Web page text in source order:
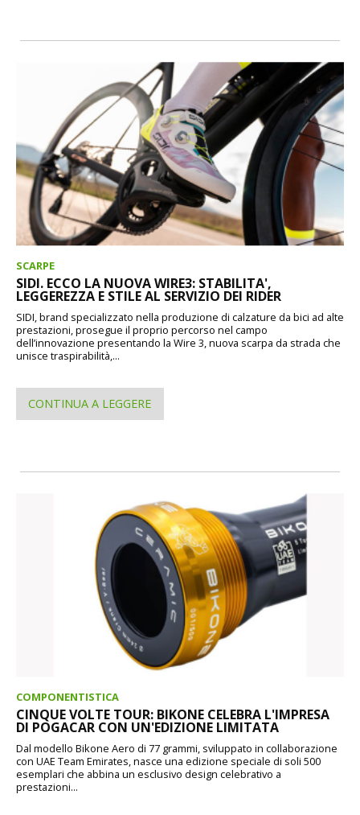
SCARPE
SIDI. ECCO LA NUOVA WIRE3: STABILITA',
LEGGEREZZA E STILE AL SERVIZIO DEI RIDER
SIDI, brand specializzato nella produzione di calzature da bici ad alte
prestazioni, prosegue il proprio percorso nel campo
dell’innovazione presentando la Wire 3, nuova scarpa da strada che
unisce traspirabilità,...
CONTINUA A LEGGERE
COMPONENTISTICA
CINQUE VOLTE TOUR: BIKONE CELEBRA L'IMPRESA
DI POGACAR CON UN'EDIZIONE LIMITATA
Dal modello Bikone Aero di 77 grammi, sviluppato in collaborazione
con UAE Team Emirates, nasce una edizione speciale di soli 500
esemplari che abbina un esclusivo design celebrativo a
prestazioni...